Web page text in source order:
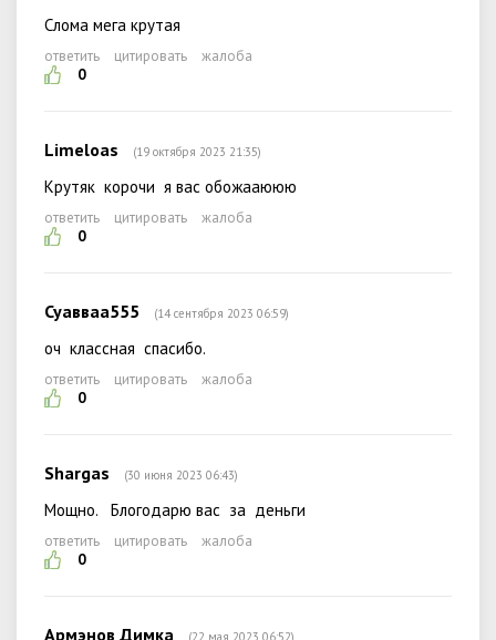
Слома мега крутая
ответить цитировать
жалоба
0
Limeloas (19 октября 2023 21:35)
Крутяк корочи я вас обожааююю
ответить цитировать
жалоба
0
Суавваа555 (14 сентября 2023 06:59)
оч классная спасибо.
ответить цитировать
жалоба
0
Shargas (30 июня 2023 06:43)
Мощно. Блогодарю вас за деньги
ответить цитировать
жалоба
0
Армэнов Димка (22 мая 2023 06:52)